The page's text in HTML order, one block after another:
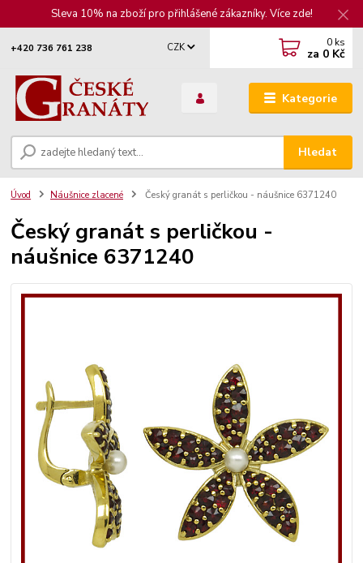
Sleva 10% na zboží pro přihlášené zákazníky. Více zde!
Kategorie
CZK
Hledat
+420 736 761 238 0 ks
za 0 Kč
Úvod Náušnice zlacené Český granát s perličkou - náušnice 6371240
Český granát s perličkou -
náušnice 6371240